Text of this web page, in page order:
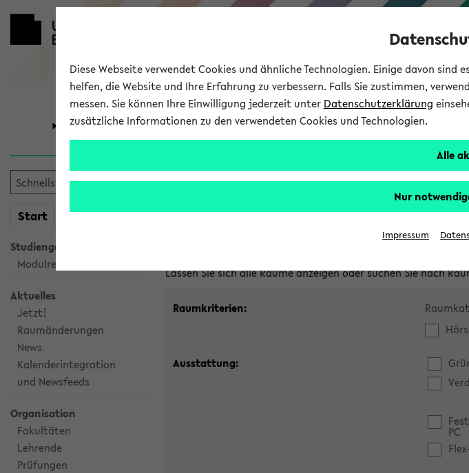
Universität Forschung Studium
Start meineKVV
Studiengangsauswahl
Modulrecherche
Aktuelles
Jetzt!
Raumänderungen
News
Kalenderintegration
und Newsfeeds
Organisation
Fakultäten
Lehrende
Prüfungen
Im eKVV verwaltete Räume
Lassen Sie sich alle Räume anzeigen oder suchen Sie nach
Raumkriterien:
Ausstattung:
PC
Diese Webseite verwendet Cookies und ähnliche Technologien. Einige davon
helfen, die Website und Ihre Erfahrung zu verbessern. Falls Sie zustimmen,
messen. Sie können Ihre Einwilligung jederzeit unter Datenschutzerklärung
zusätzliche Informationen zu den verwendeten Cookies und Technologien.
Alle
Nur
Impressum